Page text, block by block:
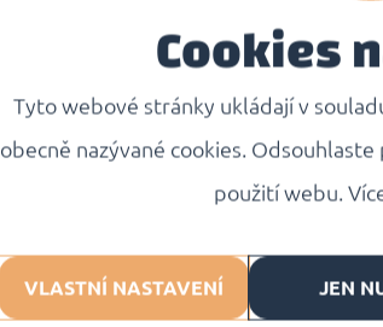
Cookies
Tyto webové stránky ukládají v
obecně nazývané cookies.
použití webu.
VLASTNÍ NASTAVENÍ JEN